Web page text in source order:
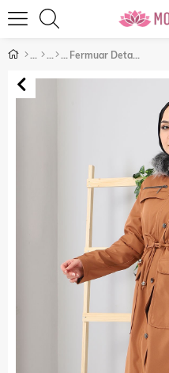
Fermuar Detaylı Mont Taba 10348